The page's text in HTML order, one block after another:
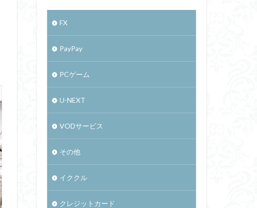
FX
PayPay
PCゲーム
U-NEXT
VODサービス
その他
イククル
クレジットカード